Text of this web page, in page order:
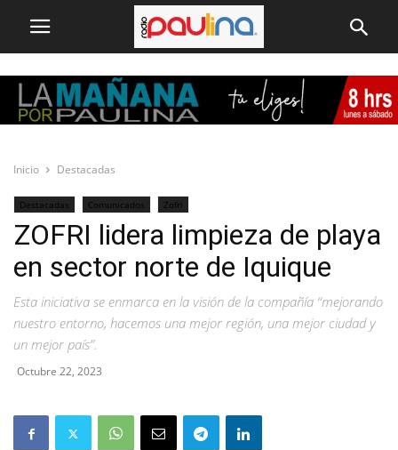
Inicio Destacadas
Destacadas Comunicados Zofri
ZOFRI lidera limpieza de playa
en sector norte de Iquique
Esta iniciativa se enmarca en la visión de la compañía “mejorando
nuestro entorno, hacemos una mejor región, una mejor ciudad y
un mejor país”.
Octubre 22, 2023